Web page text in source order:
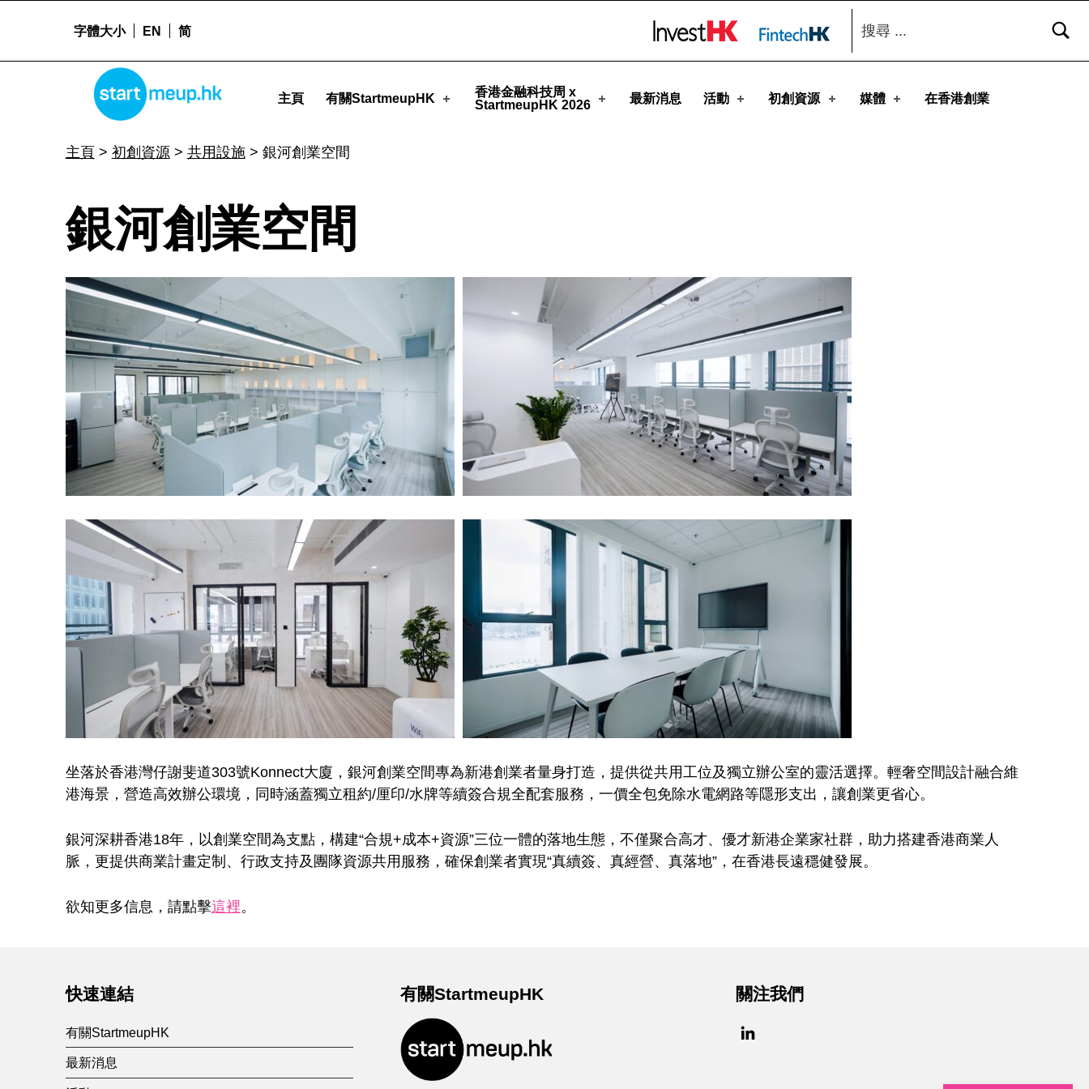
銀河創業空間 - StartmeupHK
STARTMEUPHK
主頁 有關StartmeupHK
香港金融科技周 x
StartmeupHK 2026
最新消息 活動 初創資源 媒體 在香港創業
字體大小 EN 简
搜尋：
主頁> 初創資源> 共用設施> 銀河創業空間
銀
河
創
業
空
間
銀河創業空間
坐落於香港灣仔謝斐道303號Konnect大廈，銀河創業空間專為新港創業者量身打造，提供從共用工位及獨立辦公室的靈活選擇。輕奢空間設計融合維
港海景，營造高效辦公環境，同時涵蓋獨立租約/厘印/水牌等續簽合規全配套服務，一價全包免除水電網路等隱形支出，讓創業更省心。
銀河深耕香港18年，以創業空間為支點，構建“合規+成本+資源”三位一體的落地生態，不僅聚合高才、優才新港企業家社群，助力搭建香港商業人
脈，更提供商業計畫定制、行政支持及團隊資源共用服務，確保創業者實現“真續簽、真經營、真落地”，在香港長遠穩健發展。
欲知更多信息，請點擊這裡。
快速連結
有關StartmeupHK
最新消息
有關StartmeupHK 關注我們